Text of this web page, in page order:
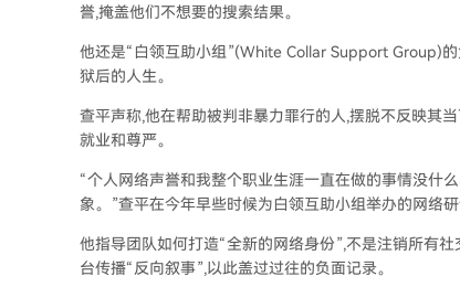
誉,掩盖他们不想要的搜索结果。
他还是“白领互助小组”(White Collar Support Group)
狱后的人生。
查平声称,他在帮助被判非暴力罪行的人,摆脱不反映其
就业和尊严。
“个人网络声誉和我整个职业生涯一直在做的事情没什
象。”查平在今年早些时候为白领互助小组举办的网络研
他指导团队如何打造“全新的网络身份”,不是注销所有
台传播“反向叙事”,以此盖过过往的负面记录。